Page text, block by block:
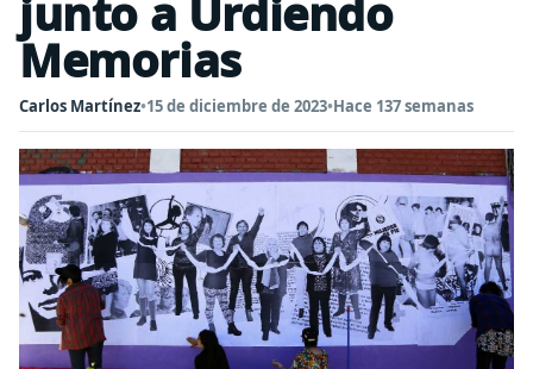
junto a Urdiendo
Memorias
Carlos Martínez•15 de diciembre de 2023•Hace 137 semanas